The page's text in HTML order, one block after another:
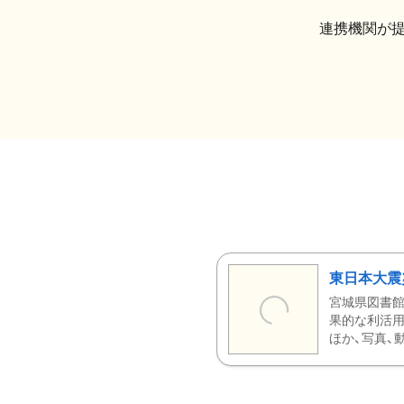
連携機関が
東日本大
宮城県図書
果的な利活
ほか、写真、